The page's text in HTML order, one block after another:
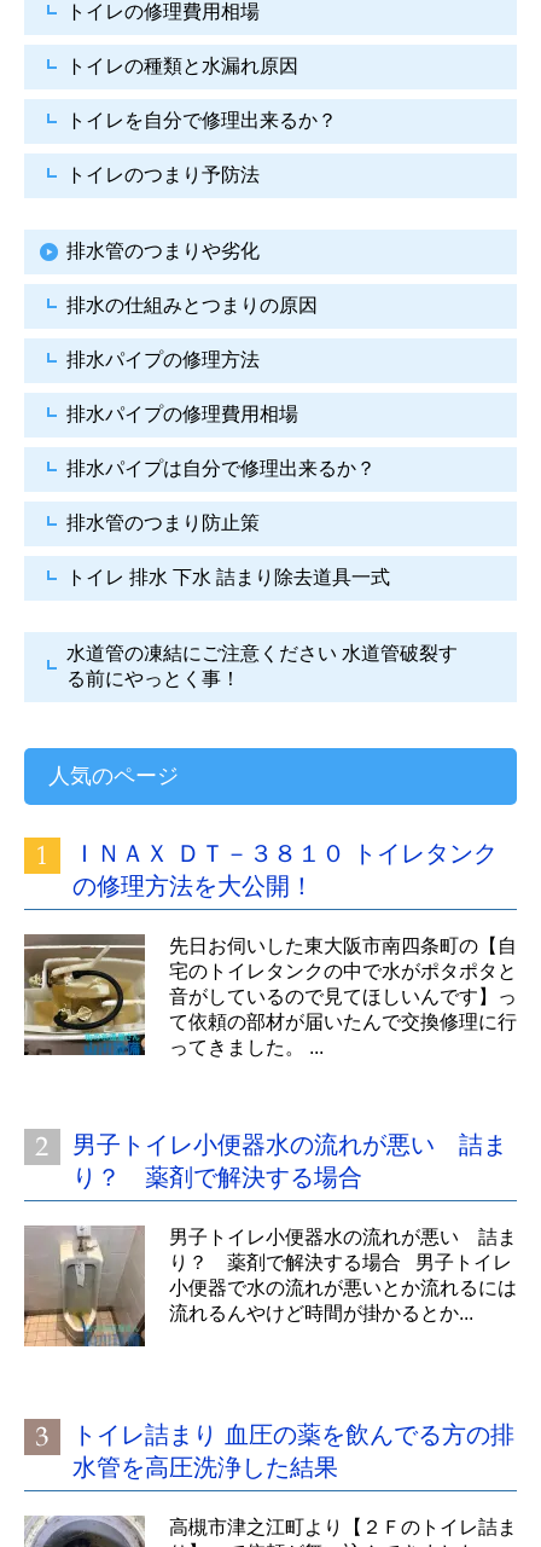
トイレの修理費用相場
トイレの種類と水漏れ原因
トイレを自分で修理出来るか？
トイレのつまり予防法
排水管のつまりや劣化
排水の仕組みとつまりの原因
排水パイプの修理方法
排水パイプの修理費用相場
排水パイプは自分で修理出来るか？
排水管のつまり防止策
トイレ 排水 下水 詰まり除去道具一式
水道管の凍結にご注意ください 水道管破裂す
る前にやっとく事！
人気のページ
ＩＮＡＸ ＤＴ－３８１０ トイレタンク
の修理方法を大公開！
先日お伺いした東大阪市南四条町の【自
宅のトイレタンクの中で水がポタポタと
音がしているので見てほしいんです】っ
て依頼の部材が届いたんで交換修理に行
ってきました。 ...
男子トイレ小便器水の流れが悪い 詰ま
り？ 薬剤で解決する場合
男子トイレ小便器水の流れが悪い 詰ま
り？ 薬剤で解決する場合 男子トイレ
小便器で水の流れが悪いとか流れるには
流れるんやけど時間が掛かるとか...
トイレ詰まり 血圧の薬を飲んでる方の排
水管を高圧洗浄した結果
高槻市津之江町より【２Ｆのトイレ詰ま